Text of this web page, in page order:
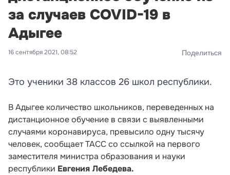
за случаев COVID-19 в
Адыгее
16 сентября 2021, 08:52 Поделиться
Это ученики 38 классов 26 школ республики.
В Адыгее количество школьников, переведенных на
дистанционное обучение в связи с выявленными
случаями коронавируса, превысило одну тысячу
человек, сообщает ТАСС со ссылкой на первого
заместителя министра образования и науки
республики Евгения Лебедева.